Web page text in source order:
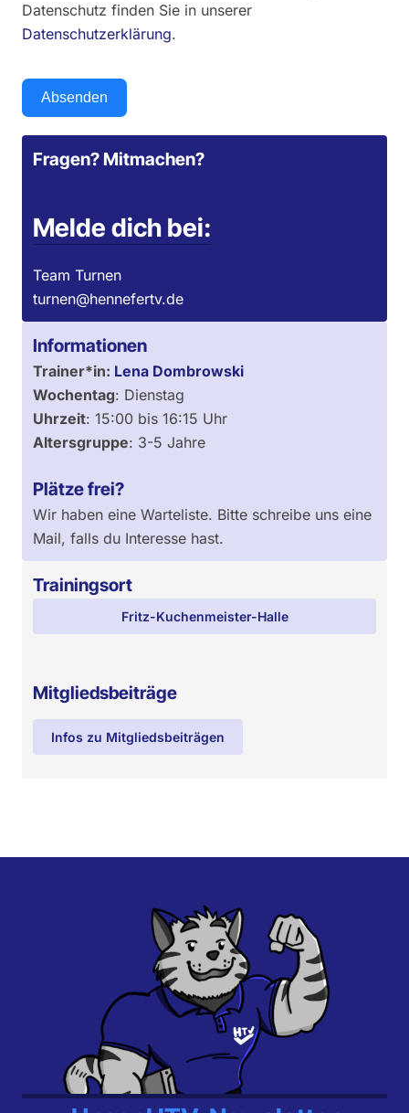
Datenschutz finden Sie in unserer
Datenschutzerklärung.
Absenden
Fragen? Mitmachen?
Melde dich bei:
Team Turnen
turnen@hennefertv.de
Informationen
Trainer*in: Lena Dombrowski
Wochentag: Dienstag
Uhrzeit: 15:00 bis 16:15 Uhr
Altersgruppe: 3-5 Jahre
Plätze frei?
Wir haben eine Warteliste. Bitte schreibe uns eine
Mail, falls du Interesse hast.
Trainingsort
Fritz-Kuchenmeister-Halle
Mitgliedsbeiträge
Infos zu Mitgliedsbeiträgen